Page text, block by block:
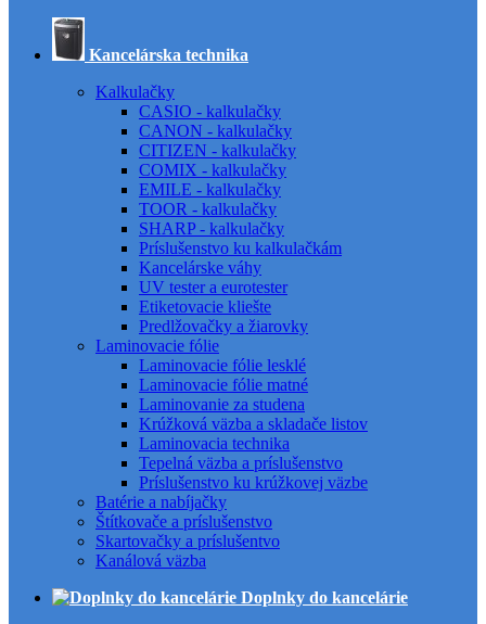
Kancelárska technika
Kalkulačky
CASIO - kalkulačky
CANON - kalkulačky
CITIZEN - kalkulačky
COMIX - kalkulačky
EMILE - kalkulačky
TOOR - kalkulačky
SHARP - kalkulačky
Príslušenstvo ku kalkulačkám
Kancelárske váhy
UV tester a eurotester
Etiketovacie kliešte
Predlžovačky a žiarovky
Laminovacie fólie
Laminovacie fólie lesklé
Laminovacie fólie matné
Laminovanie za studena
Krúžková väzba a skladače listov
Laminovacia technika
Tepelná väzba a príslušenstvo
Príslušenstvo ku krúžkovej väzbe
Batérie a nabíjačky
Štítkovače a príslušenstvo
Skartovačky a príslušentvo
Kanálová väzba
Doplnky do kancelárie